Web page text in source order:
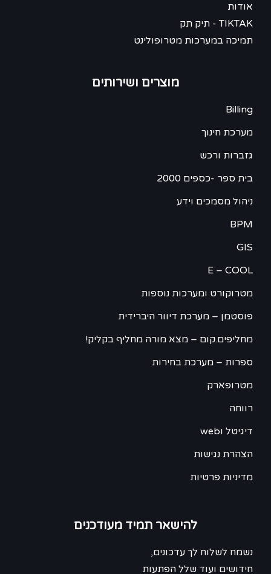
אודות
TIKTAK - תיק תק
תמיכה במערכות מטרופולינט
מוצרים ושירותים
Billing
מערכת חינוך
גזברות ורכש
בית ספר -כספים 2000
ניהול מסמכים וידע
BPM
GIS
E – COOL
מטרוקורט ומערכות נוספות
פוסטמן – מערכת דיוור היברידית
מחליפים.קום – מצא מורה מחליף בקליק!
ספרות – מערכת בחירות
מטרופארק
רווחה
דיגיטל וweb
הצהרת נגישות
מדיניות פרטיות
להישאר תמיד מעודכנים
נשמח לשלוח לך עדכונים,
חידושים ועוד שלל הפתעות